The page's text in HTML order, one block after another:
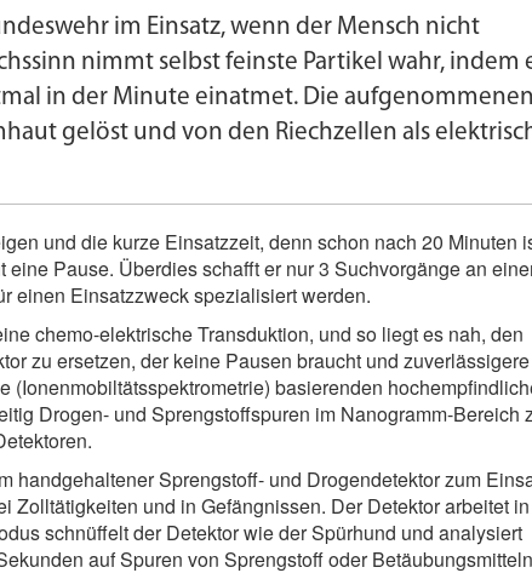
im Einsatz, wenn der Mensch nicht
nimmt selbst feinste Partikel wahr, indem
in der Minute einatmet. Die aufgenommenen
gelöst und von den Riechzellen als
und die kurze Einsatzzeit, denn schon nach 20 Minuten
Pause. Überdies schafft er nur 3 Suchvorgänge an
einen Einsatzzweck spezialisiert werden.
chemo-elektrische Transduktion, und so liegt es nah, den
zu ersetzen, der keine Pausen braucht und zuverlässigere
(Ionenmobiltätsspektrometrie) basierenden
Drogen- und Sprengstoffspuren im Nanogramm-Bereich
handgehaltener Sprengstoff- und Drogendetektor zum
Zolltätigkeiten und in Gefängnissen. Der Detektor arbeitet in
schnüffelt der Detektor wie der Spürhund und analysiert
auf Spuren von Sprengstoff oder